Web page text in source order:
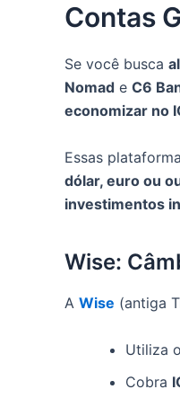
Contas
Se você busca
Nomad e C6
economizar no
Essas
dólar, euro ou
investimentos
Wise:
A Wise (antiga
Utiliza o
Cobra